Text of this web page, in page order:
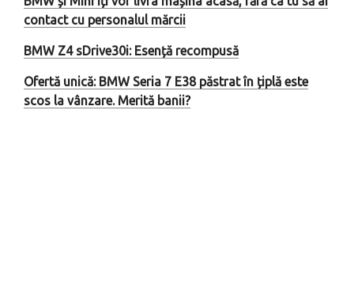
contact cu personalul mărcii
BMW Z4 sDrive30i: Esență recompusă
Ofertă unică: BMW Seria 7 E38 păstrat în țiplă este
scos la vânzare. Merită banii?